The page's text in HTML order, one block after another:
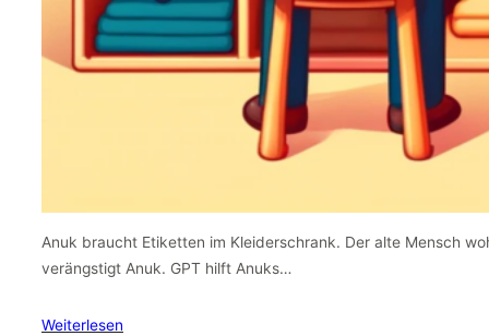
Anuk braucht Etiketten im Kleiderschrank. Der alte Mensch
verängstigt Anuk. GPT hilft Anuks…
Weiterlesen